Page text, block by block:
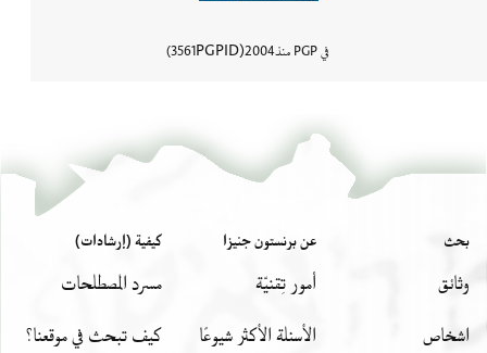
في PGP منذ 2004
PGPID
3561
بحث
وثائق
اشخاص
عن برنستون جنيزا
أمور تِقنيّة
الأسئلة الأكثر شيوعًا
كيفية (إرشادات)
مسرد المصطلحات
كيف تبحث في موقعنا؟